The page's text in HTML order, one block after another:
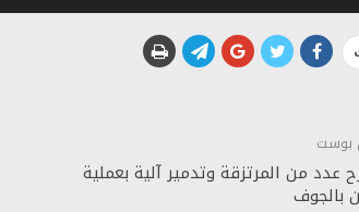
بوست
عدد من المرتزقة وتدمير آلية بعملية
بالجوف